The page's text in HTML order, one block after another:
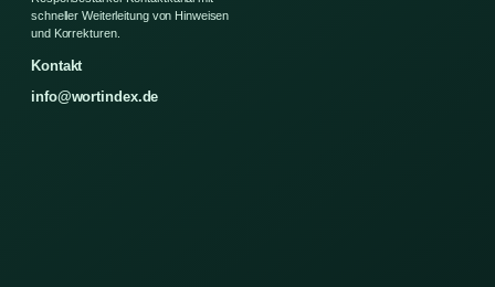
schneller Weiterleitung von Hinweisen
und Korrekturen.
Kontakt
info@wortindex.de